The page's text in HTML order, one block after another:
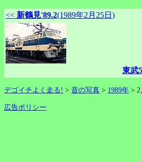
<< 新鶴見'89.2(1989年2月25日)
東武
デゴイチよく走る! > 昔の写真 > 1989年 > 2
広告ポリシー